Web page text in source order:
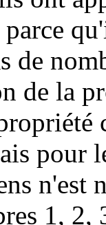
de
de la
pour
n'est
1,